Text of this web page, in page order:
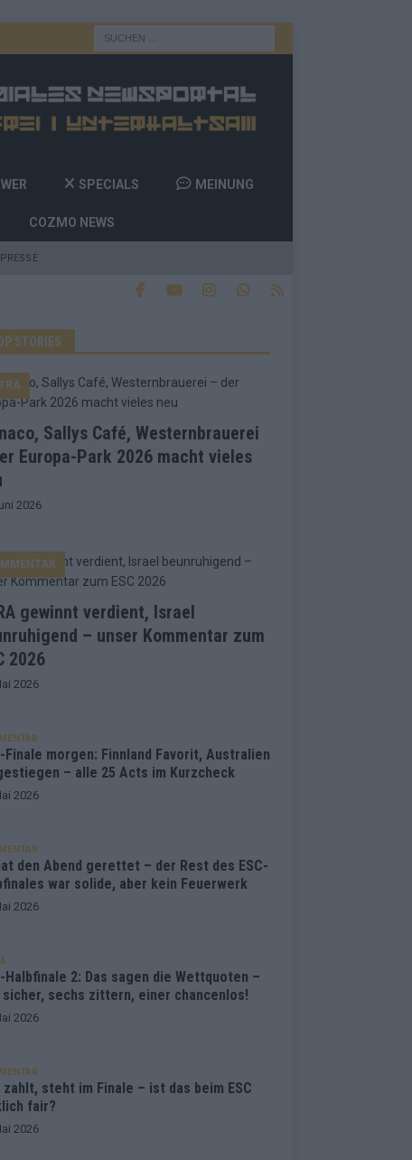
SPECIALS MEINUNG
COZMO NEWS
PRESSE
STORIES
Sallys Café, Westernbrauerei
Europa-Park 2026 macht vieles
2026
gewinnt verdient, Israel
– unser Kommentar zum
2026
2026
Finale morgen: Finnland Favorit, Australien
– alle 25 Acts im Kurzcheck
2026
den Abend gerettet – der Rest des ESC-
war solide, aber kein Feuerwerk
2026
Halbfinale 2: Das sagen die Wettquoten –
sechs zittern, einer chancenlos!
2026
zahlt, steht im Finale – ist das beim ESC
fair?
2026